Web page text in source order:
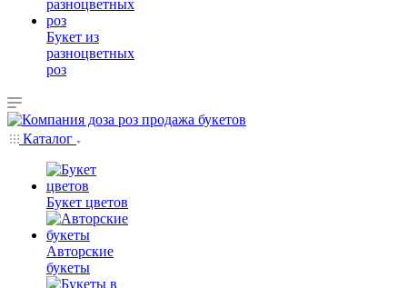
Букет из
разноцветных
роз
Каталог
Букет цветов
Авторские
букеты